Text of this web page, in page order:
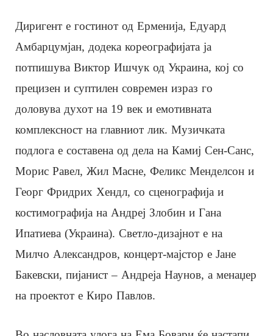
Диригент е гостинот од Ерменија, Едуард
Амбарцумјан, додека кореографијата ја
потпишува Виктор Ишчук од Украина, кој со
прецизен и суптилен современ израз го
доловува духот на 19 век и емотивната
комплексност на главниот лик. Музичката
подлога е составена од дела на Камиј Сен-Санс,
Морис Равел, Жил Масне, Феликс Менделсон и
Георг Фридрих Хендл, со сценографија и
костимографија на Андреј Злобин и Гана
Ипатиева (Украина). Светло-дизајнот е на
Милчо Александров, концерт-мајстор е Јане
Бакевски, пијанист – Андреја Наунов, а менаџер
на проектот е Киро Павлов.